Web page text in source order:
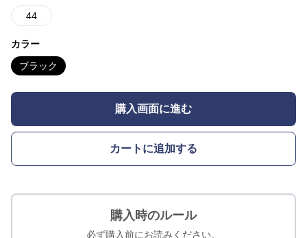
44
カラー
ブラック
購入画面に進む
カートに追加する
購入時のルール
必ず購入前にお読みください。